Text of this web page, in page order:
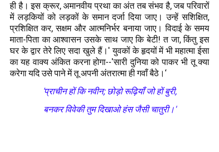
ही है। इस क्रूर, अमानवीय प्रथा का अंत तब संभव है, जब परिवारों
में लड़कियों को लड़कों के समान दर्जा दिया जाए। उन्हें सशिक्षित,
प्रशिक्षित कर, सक्षम और आत्मनिर्भर बनाया जाए। विदाई के समय
माता-पिता का आश्वासन उसके साथ जाए कि बेटी! त जा, किंतु इस
घर के द्वार तेरे लिए सदा खुले हैं।' युवकों के हृदयों में भी महात्मा ईसा
का यह वाक्य अंकित करना होगा--'सारी दुनिया को पाकर भी तू क्या
करेगा यदि उसे पाने में तू अपनी अंतरात्मा ही गवाँ बैठे।‘
'प्राचीन हों कि नवीन; छोड़ो रूढ़ियाँ जो हों बुरी,
बनकर विवेकी तुम दिखाओ हंस जैसी चातुरी।'